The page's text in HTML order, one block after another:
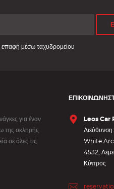
μέσω ταχυδρομείου
για έναν
της σκληρής
σε όλες τις
Leos Car
White
4532,
Κύπρος